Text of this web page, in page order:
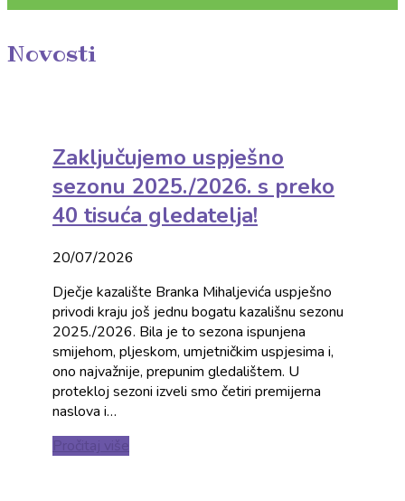
Novosti
Zaključujemo uspješno
sezonu 2025./2026. s preko
40 tisuća gledatelja!
20/07/2026
Dječje kazalište Branka Mihaljevića uspješno
privodi kraju još jednu bogatu kazališnu sezonu
2025./2026. Bila je to sezona ispunjena
smijehom, pljeskom, umjetničkim uspjesima i,
ono najvažnije, prepunim gledalištem. U
protekloj sezoni izveli smo četiri premijerna
naslova i…
Pročitaj više